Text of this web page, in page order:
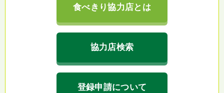
食べきり協力店とは
協力店検索
登録申請について